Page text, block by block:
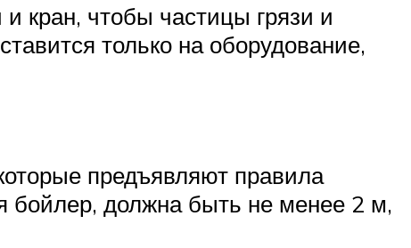
кран, чтобы частицы грязи и
только на оборудование,
предъявляют правила
бойлер, должна быть не менее 2 м,